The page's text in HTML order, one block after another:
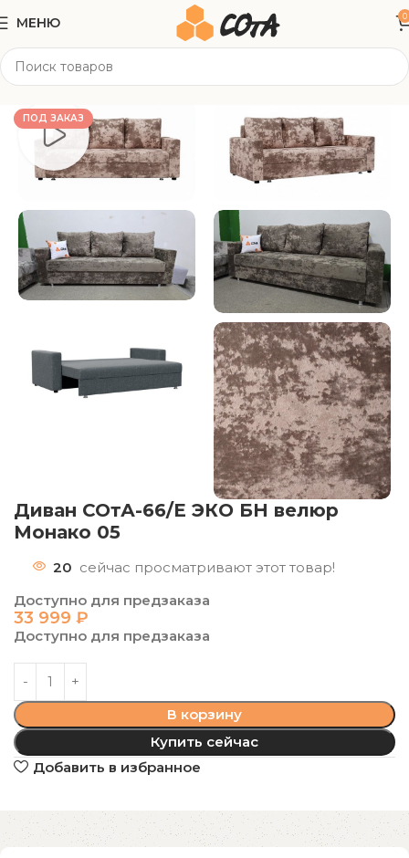
МЕНЮ 0
Мягкая мебель
ПОД ЗАКАЗ
Диван СОтА-66/Е ЭКО БН велюр
Монако 05
20 сейчас просматривают этот товар!
Доступно для предзаказа
33 999 ₽
Доступно для предзаказа
В корзину
Купить сейчас
Добавить в избранное